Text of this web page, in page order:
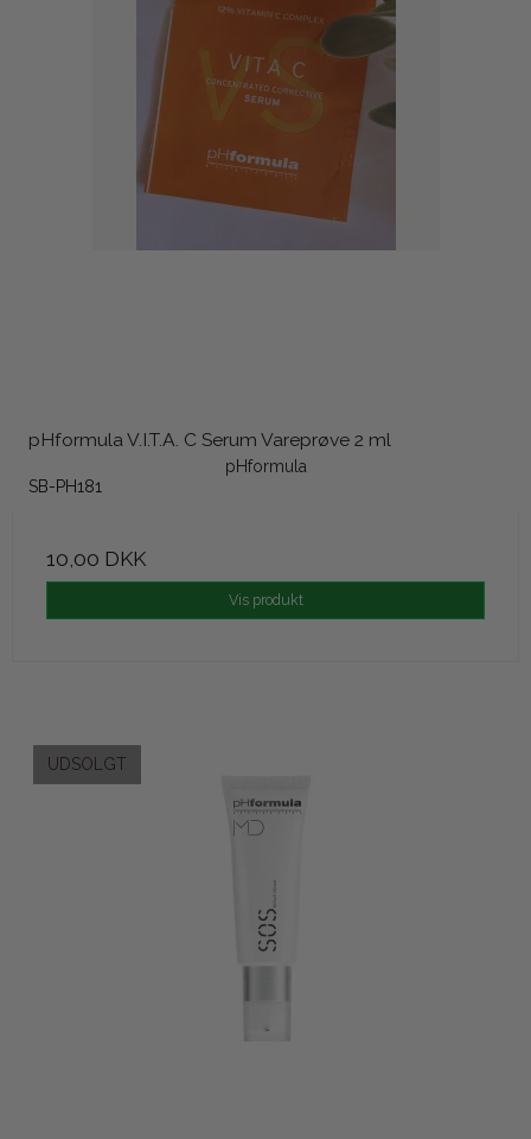
pHformula V.I.T.A. C Serum Vareprøve 2 ml
pHformula
SB-PH181
10,00 DKK
Vis produkt
UDSOLGT